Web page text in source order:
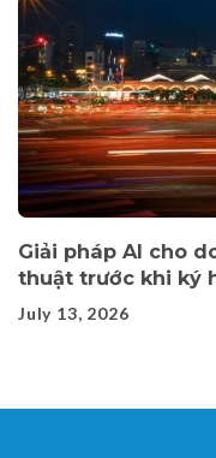
Giải pháp AI cho
thuật trước khi ký
July 13, 2026